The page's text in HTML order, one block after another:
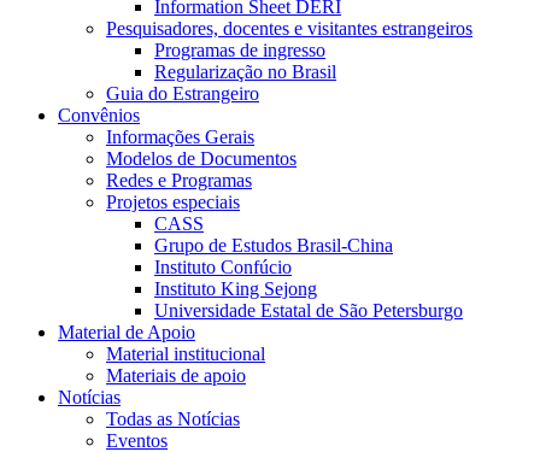
Information Sheet DERI
Pesquisadores, docentes e visitantes estrangeiros
Programas de ingresso
Regularização no Brasil
Guia do Estrangeiro
Convênios
Informações Gerais
Modelos de Documentos
Redes e Programas
Projetos especiais
CASS
Grupo de Estudos Brasil-China
Instituto Confúcio
Instituto King Sejong
Universidade Estatal de São Petersburgo
Material de Apoio
Material institucional
Materiais de apoio
Notícias
Todas as Notícias
Eventos